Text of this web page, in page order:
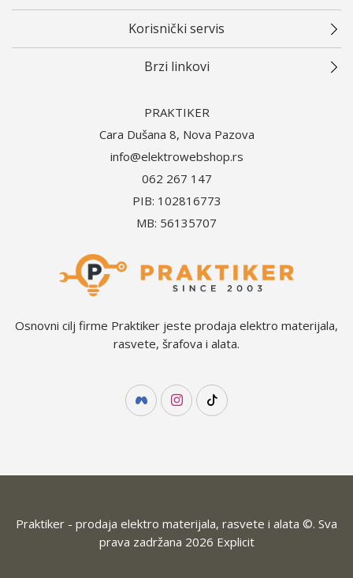
Korisnički servis
Brzi linkovi
PRAKTIKER
Cara Dušana 8, Nova Pazova
info@elektrowebshop.rs
062 267 147
PIB: 102816773
MB: 56135707
Osnovni cilj firme Praktiker jeste prodaja elektro materijala,
rasvete, šrafova i alata.
Praktiker - prodaja elektro materijala, rasvete i alata ©. Sva
prava zadržana 2026 Explicit